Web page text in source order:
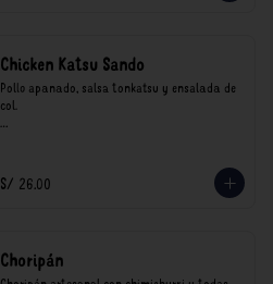
Chicken Katsu Sando
Pollo apanado, salsa tonkatsu y ensalada de
col.
consumo.
S/ 26.00
Choripán